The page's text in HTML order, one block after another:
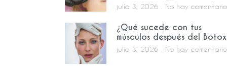
julio 3, 2026 No hay
¿Qué sucede con tus
músculos después del
julio 3, 2026 No hay